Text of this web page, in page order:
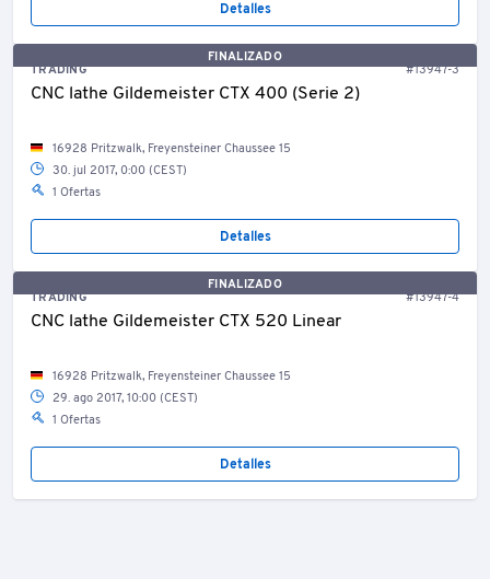
Detalles
FINALIZADO
TRADING
#13947-3
CNC lathe Gildemeister CTX 400 (Serie 2)
16928 Pritzwalk, Freyensteiner Chaussee 15
30. jul 2017, 0:00 (CEST)
1 Ofertas
Detalles
FINALIZADO
TRADING
#13947-4
CNC lathe Gildemeister CTX 520 Linear
16928 Pritzwalk, Freyensteiner Chaussee 15
29. ago 2017, 10:00 (CEST)
1 Ofertas
Detalles